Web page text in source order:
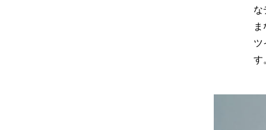
な
ツ
す